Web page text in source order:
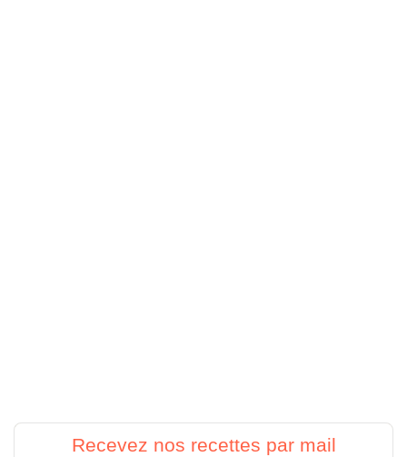
Recevez nos recettes par mail